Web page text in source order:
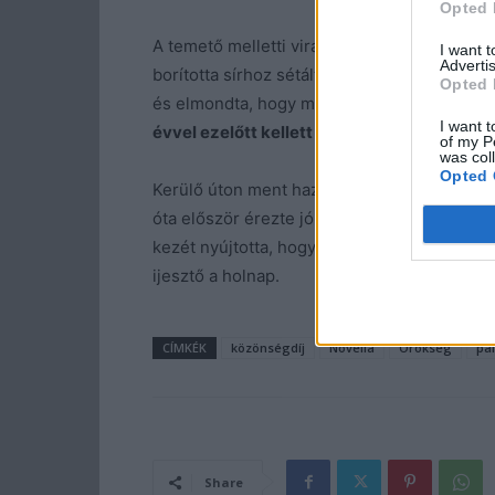
Opted
I want
Opted
I want
of my
was
Opted
A temető melletti virágboltban egy csokor
borította sírhoz sétált. Megsimogatta a
és elmondta, hogy miért jött ma ide ilyen
évvel ezelőtt kellett volna tegye, és
Kerülő úton ment haza. Élvezte a
óta először érezte jól magát a bőrében. És
kezét nyújtotta, hogy lesegítse őt a
ijesztő a holnap.
CÍMKÉK közönségdíj Novella Örökség
Share